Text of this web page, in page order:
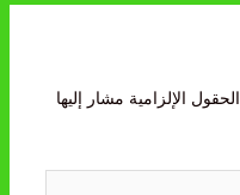
الحقول الإلزامية مشار إليها